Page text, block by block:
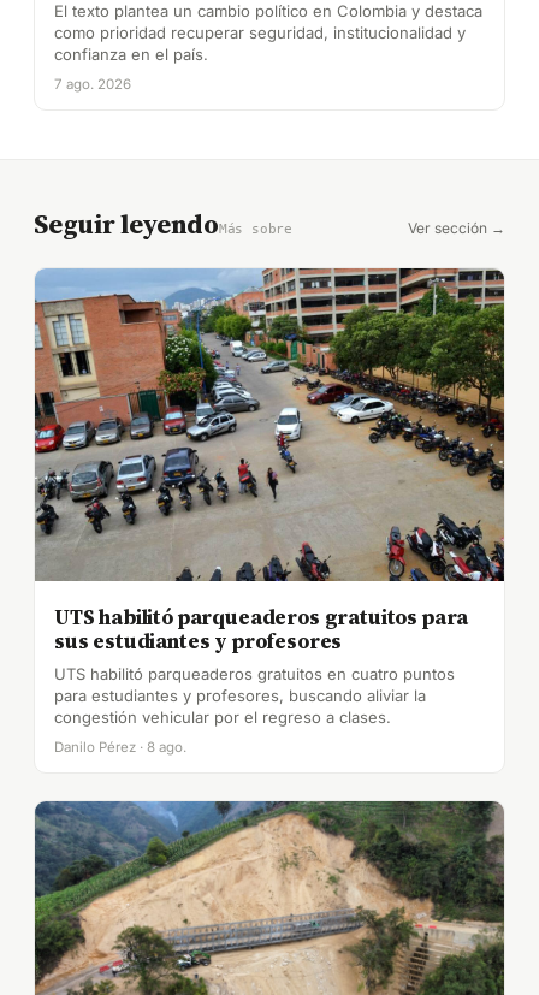
El texto plantea un cambio político en Colombia y destaca
como prioridad recuperar seguridad, institucionalidad y
confianza en el país.
7 ago. 2026
Seguir leyendoMás sobre Ver sección →
UTS habilitó parqueaderos gratuitos para
sus estudiantes y profesores
UTS habilitó parqueaderos gratuitos en cuatro puntos
para estudiantes y profesores, buscando aliviar la
congestión vehicular por el regreso a clases.
Danilo Pérez · 8 ago.